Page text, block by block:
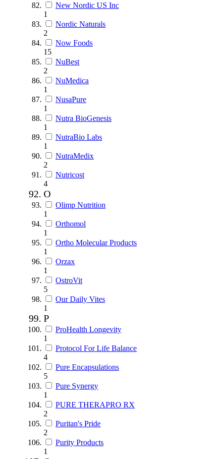
New Nordic US Inc
1
Nordic Naturals
2
Now Foods
15
NuBest
2
NuMedica
1
NusaPure
1
Nutra BioGenesis
1
NutraBio Labs
1
NutraMedix
2
Nutricost
4
O
Olimp Nutrition
1
Orthomol
1
Ortho Molecular Products
1
Orzax
1
OstroVit
5
Our Daily Vites
1
P
ProHealth Longevity
1
Protocol For Life Balance
4
Pure Encapsulations
5
Pure Synergy
1
PURE THERAPRO RX
2
Puritan's Pride
2
Purity Products
1